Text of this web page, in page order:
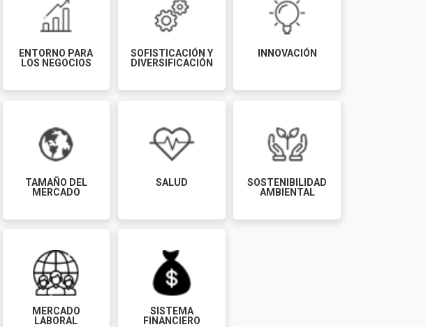
ENTORNO PARA
LOS NEGOCIOS
SOFISTICACIÓN Y
DIVERSIFICACIÓN
INNOVACIÓN
TAMAÑO DEL
MERCADO
SALUD
SOSTENIBILIDAD
AMBIENTAL
MERCADO
LABORAL
SISTEMA
FINANCIERO